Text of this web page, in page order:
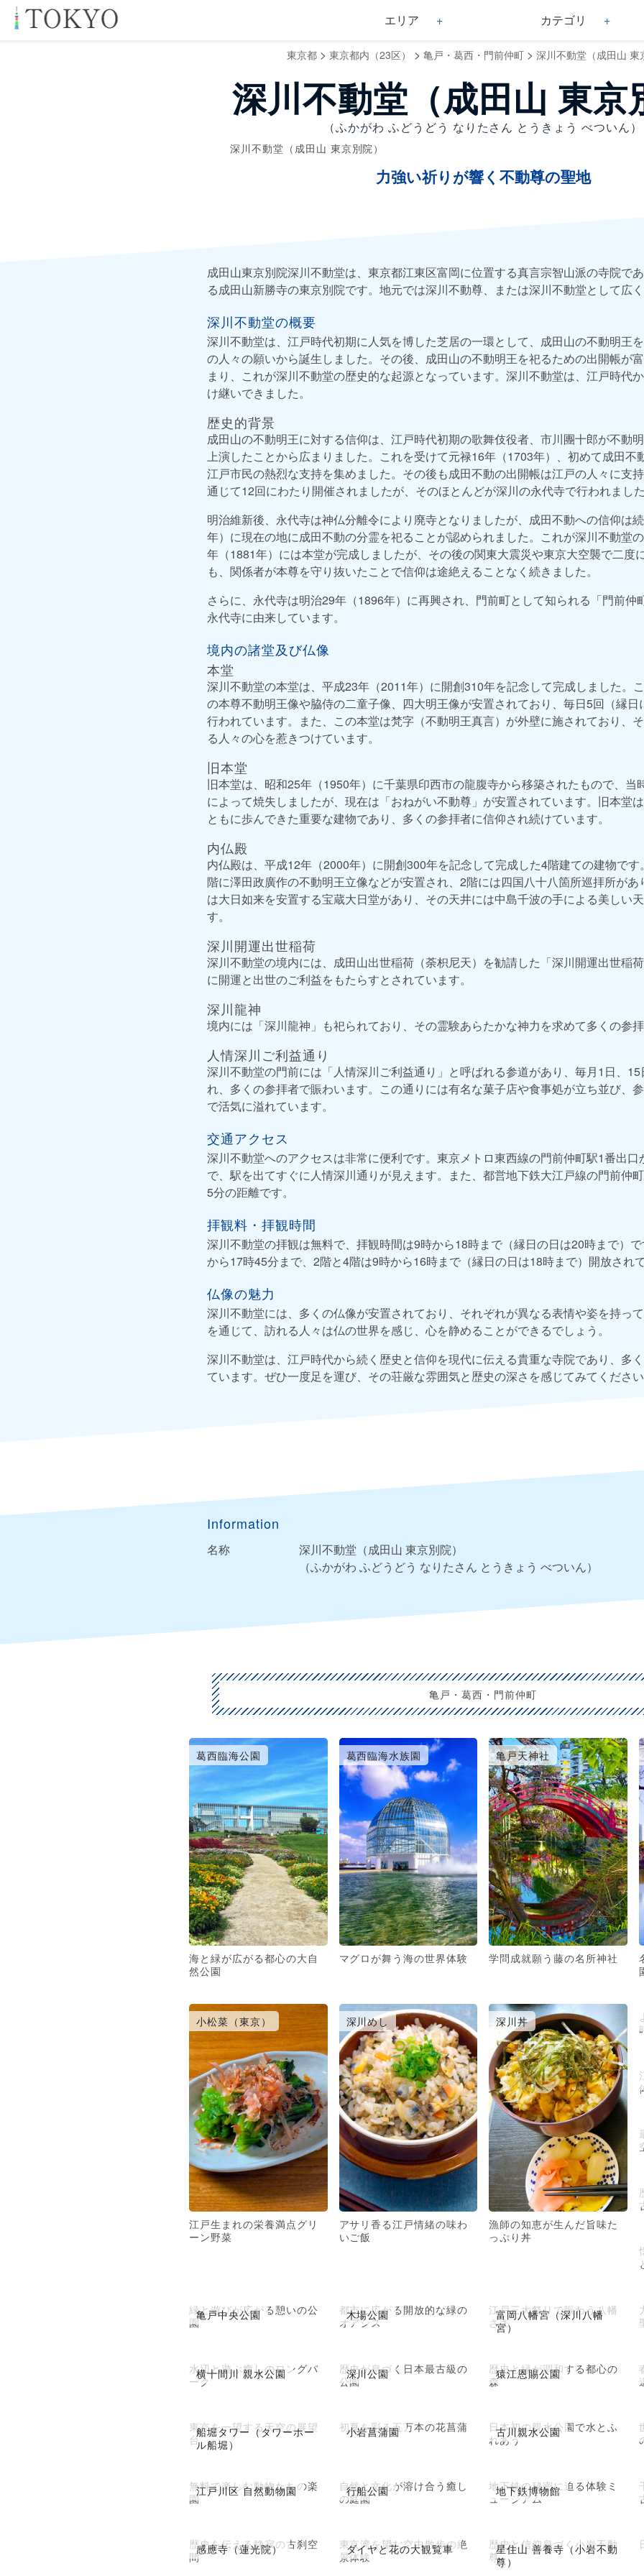
エリア カテゴリ
東京都> 東京都内（23区） > 亀戸・葛西・門前仲町> 深川不動堂（成田山 東
深川不動堂（成田山 東京
（ふかがわ ふどうどう なりたさん とうきょう べついん）
深川不動堂（成田山 東京別院）
力強い祈りが響く不動尊の聖地
成田山東京別院深川不動堂は、東京都江東区富岡に位置する真言宗智山派の寺院で
る成田山新勝寺の東京別院です。地元では深川不動尊、または深川不動堂として広
深川不動堂の概要
深川不動堂は、江戸時代初期に人気を博した芝居の一環として、成田山の不動明王
の人々の願いから誕生しました。その後、成田山の不動明王を祀るための出開帳が
まり、これが深川不動堂の歴史的な起源となっています。深川不動堂は、江戸時代
け継いできました。
歴史的背景
成田山の不動明王に対する信仰は、江戸時代初期の歌舞伎役者、市川團十郎が不動
上演したことから広まりました。これを受けて元禄16年（1703年）、初めて成田不
江戸市民の熱烈な支持を集めました。その後も成田不動の出開帳は江戸の人々に支
通じて12回にわたり開催されましたが、そのほとんどが深川の永代寺で行われまし
明治維新後、永代寺は神仏分離令により廃寺となりましたが、成田不動への信仰は
年）に現在の地に成田不動の分霊を祀ることが認められました。これが深川不動堂
年（1881年）には本堂が完成しましたが、その後の関東大震災や東京大空襲で二度
も、関係者が本尊を守り抜いたことで信仰は途絶えることなく続きました。
さらに、永代寺は明治29年（1896年）に再興され、門前町として知られる「門前仲
永代寺に由来しています。
境内の諸堂及び仏像
本堂
深川不動堂の本堂は、平成23年（2011年）に開創310年を記念して完成しました。
の本尊不動明王像や脇侍の二童子像、四大明王像が安置されており、毎日5回（縁
行われています。また、この本堂は梵字（不動明王真言）が外壁に施されており、
る人々の心を惹きつけています。
旧本堂
旧本堂は、昭和25年（1950年）に千葉県印西市の龍腹寺から移築されたもので、当
によって焼失しましたが、現在は「おねがい不動尊」が安置されています。旧本堂
ともに歩んできた重要な建物であり、多くの参拝者に信仰され続けています。
内仏殿
内仏殿は、平成12年（2000年）に開創300年を記念して完成した4階建ての建物で
階に澤田政廣作の不動明王立像などが安置され、2階には四国八十八箇所巡拝所が
は大日如来を安置する宝蔵大日堂があり、その天井には中島千波の手による美しい
す。
深川開運出世稲荷
深川不動堂の境内には、成田山出世稲荷（荼枳尼天）を勧請した「深川開運出世稲
に開運と出世のご利益をもたらすとされています。
深川龍神
境内には「深川龍神」も祀られており、その霊験あらたかな神力を求めて多くの参
人情深川ご利益通り
深川不動堂の門前には「人情深川ご利益通り」と呼ばれる参道があり、毎月1日、
れ、多くの参拝者で賑わいます。この通りには有名な菓子店や食事処が立ち並び、
で活気に溢れています。
交通アクセス
深川不動堂へのアクセスは非常に便利です。東京メトロ東西線の門前仲町駅1番出
で、駅を出てすぐに人情深川通りが見えます。また、都営地下鉄大江戸線の門前仲
5分の距離です。
拝観料・拝観時間
深川不動堂の拝観は無料で、拝観時間は9時から18時まで（縁日の日は20時まで）
から17時45分まで、2階と4階は9時から16時まで（縁日の日は18時まで）開放され
仏像の魅力
深川不動堂には、多くの仏像が安置されており、それぞれが異なる表情や姿を持っ
を通じて、訪れる人々は仏の世界を感じ、心を静めることができるでしょう。
深川不動堂は、江戸時代から続く歴史と信仰を現代に伝える貴重な寺院であり、多
ています。ぜひ一度足を運び、その荘厳な雰囲気と歴史の深さを感じてみてくださ
Information
名称
深川不動堂（成田山 東京別院）
（ふかがわ ふどうどう なりたさん とうきょう べついん）
亀戸・葛西・門前仲町
葛西臨海公園
海と緑が広がる都心の大自
然公園
葛西臨海水族園
マグロが舞う海の世界体験
亀戸天神社
学問成就願う藤の名所神社
小松菜（東京）
江戸生まれの栄養満点グリ
ーン野菜
深川めし
アサリ香る江戸情緒の味わ
いご飯
深川丼
漁師の知恵が生んだ旨味た
っぷり丼
亀戸中央公園
緑と遊びが広がる憩いの公
園
木場公園
都市に広がる開放的な緑の
オアシス
富岡八幡宮（深川八幡
宮）
江戸三大祭りで賑わう八幡
さま
横十間川 親水公園
水辺と遊ぶ癒しのロングパ
ーク
深川公園
歴史が息づく日本最古級の
公園
猿江恩賜公園
歴史と緑が調和する都心の
森
船堀タワー（タワーホー
ル船堀）
東京を一望する天空の展望
台
小岩菖蒲園
初夏を彩る五万本の花菖蒲 古川親水公園
日本初の親水公園で水とふ
れあう
江戸川区 自然動物園
無料で楽しむ動物たちの楽
園
行船公園
自然と文化が溶け合う癒し
の庭園
地下鉄博物館
地下鉄の秘密に迫る体験ミ
ュージアム
感應寺（蓮光院）
歴史を伝える静寂の古刹空
間
ダイヤと花の大観覧車
東京湾を望む空中散歩の絶
景体験
星住山 善養寺（小岩不動
尊）
歴史と信仰息づく小岩不動
尊